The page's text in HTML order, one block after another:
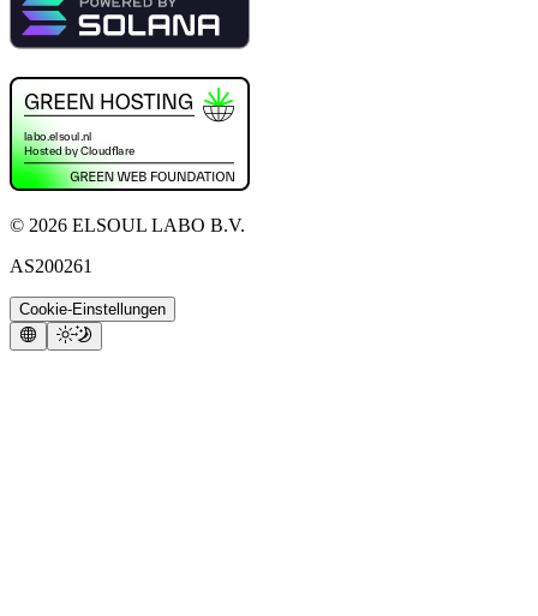
© 2026 ELSOUL LABO B.V.
AS200261
Cookie-Einstellungen